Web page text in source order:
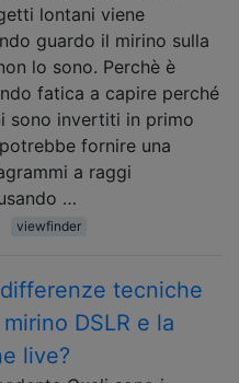
lontani viene
guardo il mirino sulla
lo sono. Perchè è
fatica a capire perché
sono invertiti in primo
fornire una
a raggi
…
viewfinder
tecniche
DSLR e la
live?